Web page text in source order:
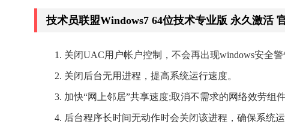
技术员联盟Windows7 64位技术专业版 永久激活
关闭UAC用户帐户控制，不会再出现windows安全警
关闭后台无用进程，提高系统运行速度。
加快“网上邻居”共享速度;取消不需求的网络效劳组件
后台程序长时间无动作时会关闭该进程，确保系统运